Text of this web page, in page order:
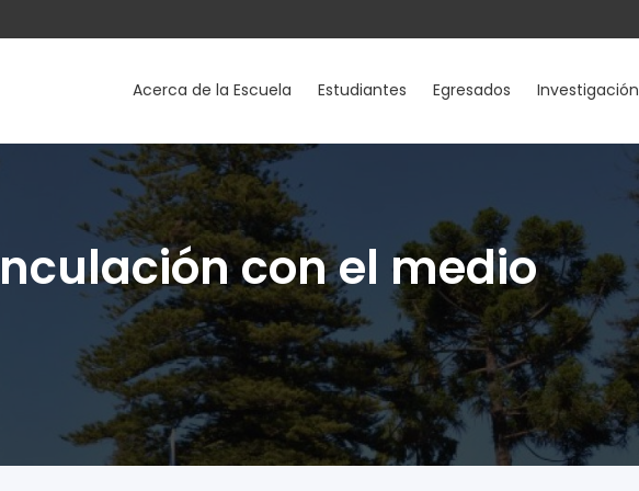
Acerca de la Escuela Estudiantes Egresados Investigación
con el medio